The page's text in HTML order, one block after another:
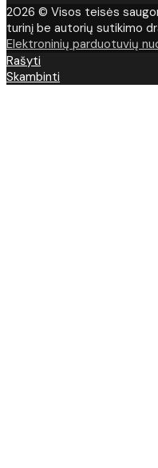
2026 © Visos teisės
turinį be autorių sutikimo
Elektroninių parduotuvių
Rašyti
Skambinti